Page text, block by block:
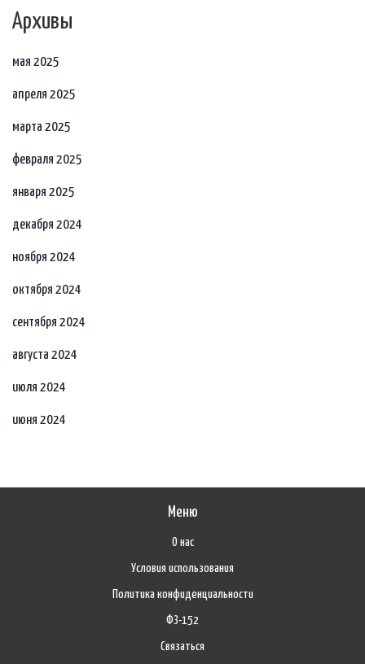
Архивы
мая 2025
апреля 2025
марта 2025
февраля 2025
января 2025
декабря 2024
ноября 2024
октября 2024
сентября 2024
августа 2024
июля 2024
июня 2024
Меню
О нас
Условия использования
Политика конфиденциальности
ФЗ-152
Связаться